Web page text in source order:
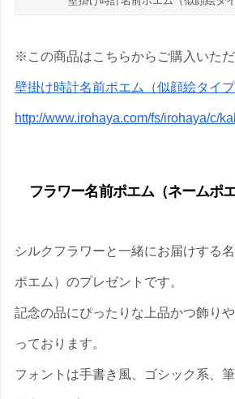
※この商品はこちらからご購入いた
壁掛け時計名前ポエム（似顔絵タイプ
http://www.irohaya.com/fs/irohaya/c/
フラワー名前ポエム（ネームポエ
シルクフラワーと一緒にお届けする
ポエム）のプレゼントです。
記念の品にぴったりな上品かつ飾り
っております。
フォントは手書き風、ゴシック系、